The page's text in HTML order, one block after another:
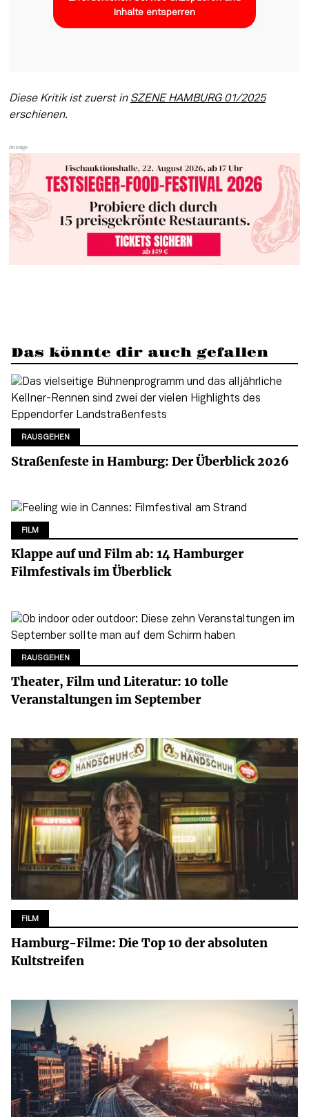
Inhalte entsperren
Diese Kritik ist zuerst in SZENE HAMBURG 01/2025
erschienen.
Das könnte dir auch gefallen
RAUSGEHEN
Straßenfeste in Hamburg: Der Überblick 2026
FILM
Klappe auf und Film ab: 14 Hamburger
Filmfestivals im Überblick
RAUSGEHEN
Theater, Film und Literatur: 10 tolle
Veranstaltungen im September
FILM
Hamburg-Filme: Die Top 10 der absoluten
Kultstreifen